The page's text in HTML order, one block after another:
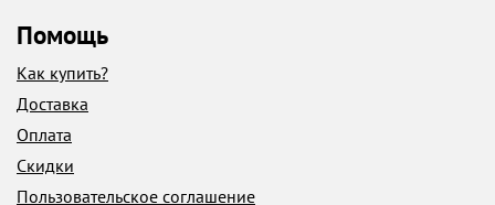
Помощь
Как купить?
Доставка
Оплата
Скидки
Пользовательское соглашение